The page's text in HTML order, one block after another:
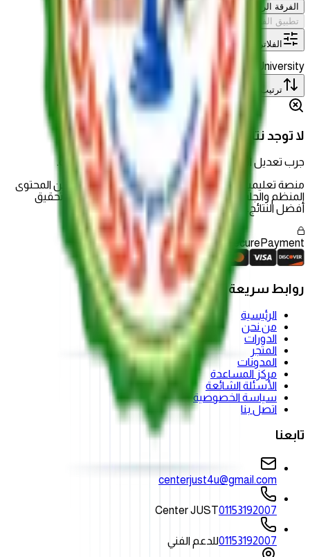
الفرقة الرابعة
تطبيق الفلاتر
الفلاتر
Cairo University الفرقة الثالثة مسح الكل
ترتيب حسب :الأحدث
لا توجد نتائج
جرب تعديل الفلاتر أو كلمة البحث للعثور على ما تبحث عنه.
منصة تعليمية شاملة تقدم تجربة تعليمية حديثة تجمع بين المحتوى
المنظم والجلسات الحية وأدوات التقييم لمساعدتك على تحقيق
أفضل النتائج.
Secure Payment
روابط سريعة
الرئيسية
من نحن
الدورات
المتجر
المدونات
مركز المساعدة
الأسئلة الشائعة
سياسة الخصوصية
اتصل بنا
تابعنا
centerjust4u@gmail.com
01153192007
Center JUST
01153192007للدعم الفني